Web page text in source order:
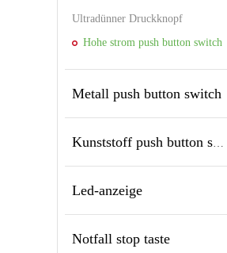
Ultradünner Druckknopf
Hohe strom push button switch
Metall push button switch
Led-anzeige
Notfall stop taste